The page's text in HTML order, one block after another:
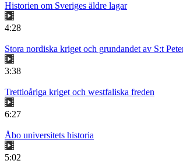
Historien om Sveriges äldre lagar
4:28
Stora nordiska kriget och grundandet av S:t
3:38
Trettioåriga kriget och westfaliska freden
6:27
Åbo universitets historia
5:02